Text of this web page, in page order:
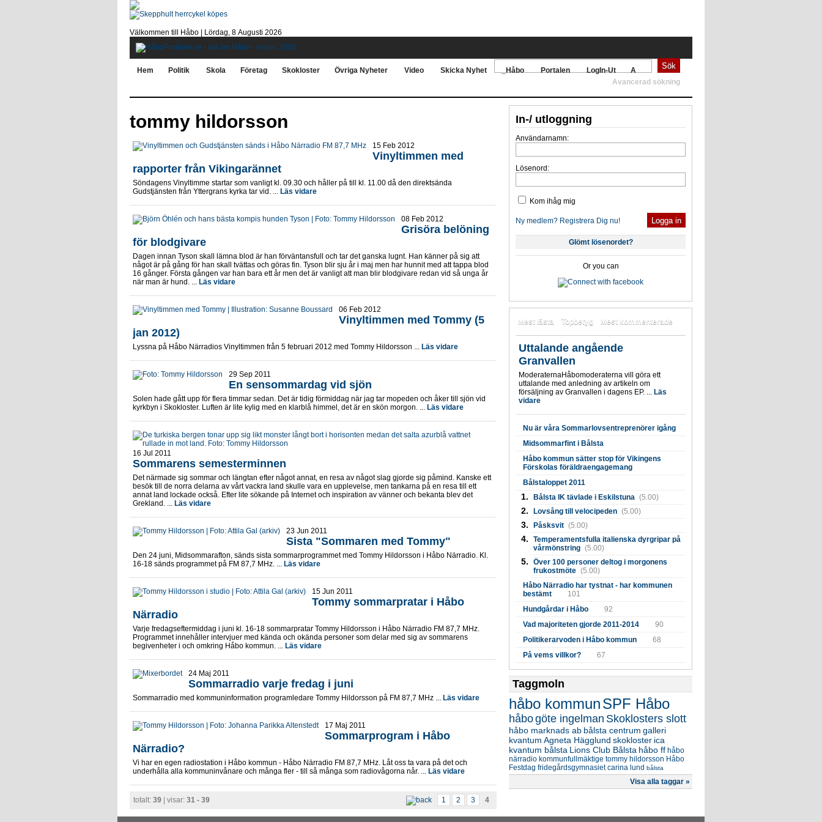
Välkommen till Håbo | Lördag, 8 Αugusti 2026
Sök
Avancerad sökning
Hem Politik Skola Företag Skokloster Övriga Nyheter Video Skicka Nyhet _Håbo Portalen LogIn-Ut A
tommy hildorsson
15 Feb 2012
Vinyltimmen med
rapporter från Vikingarännet
Söndagens Vinyltimme startar som vanligt kl. 09.30 och håller på till kl. 11.00 då den direktsända
Gudstjänsten från Yttergrans kyrka tar vid. ... Läs vidare
08 Feb 2012
Grisöra belöning
för blodgivare
Dagen innan Tyson skall lämna blod är han förväntansfull och tar det ganska lugnt. Han känner på sig att
något är på gång för han skall tvättas och göras fin. Tyson blir sju år i maj men har hunnit med att tappa blod
16 gånger. Första gången var han bara ett år men det är vanligt att man blir blodgivare redan vid så unga år
när man är hund. ... Läs vidare
06 Feb 2012
Vinyltimmen med Tommy (5
jan 2012)
Lyssna på Håbo Närradios Vinyltimmen från 5 februari 2012 med Tommy Hildorsson ... Läs vidare
29 Sep 2011
En sensommardag vid sjön
Solen hade gått upp för flera timmar sedan. Det är tidig förmiddag när jag tar mopeden och åker till sjön vid
kyrkbyn i Skokloster. Luften är lite kylig med en klarblå himmel, det är en skön morgon. ... Läs vidare
16 Jul 2011
Sommarens semesterminnen
Det närmade sig sommar och längtan efter något annat, en resa av något slag gjorde sig påmind. Kanske ett
besök till de norra delarna av vårt vackra land skulle vara en upplevelse, men tankarna på en resa till ett
annat land lockade också. Efter lite sökande på Internet och inspiration av vänner och bekanta blev det
Grekland. ... Läs vidare
23 Jun 2011
Sista "Sommaren med Tommy"
Den 24 juni, Midsommarafton, sänds sista sommarprogrammet med Tommy Hildorsson i Håbo Närradio. Kl.
16-18 sänds programmet på FM 87,7 MHz. ... Läs vidare
15 Jun 2011
Tommy sommarpratar i Håbo
Närradio
Varje fredagseftermiddag i juni kl. 16-18 sommarpratar Tommy Hildorsson i Håbo Närradio FM 87,7 MHz.
Programmet innehåller intervjuer med kända och okända personer som delar med sig av sommarens
begivenheter i och omkring Håbo kommun. ... Läs vidare
24 Maj 2011
Sommarradio varje fredag i juni
Sommarradio med kommuninformation programledare Tommy Hildorsson på FM 87,7 MHz ... Läs vidare
17 Maj 2011
Sommarprogram i Håbo
Närradio?
Vi har en egen radiostation i Håbo kommun - Håbo Närradio FM 87,7 MHz. Låt oss ta vara på det och
underhålla alla kommuninvånare och många fler - till så många som radiovågorna når. ... Läs vidare
1 2 3 4
totalt: 39 | visar: 31 - 39
In-/ utloggning
Användarnamn:
Lösenord:
Kom ihåg mig
Ny medlem? Registrera Dig nu!
Glömt lösenordet?
Or you can
Mest lästa Topbetyg Mest kommenterade
Uttalande angående
Granvallen
ModeraternaHåbomoderaterna vill göra ett
uttalande med anledning av artikeln om
försäljning av Granvallen i dagens EP. ... Läs
vidare
Nu är våra Sommarlovsentreprenörer igång
Midsommarfint i Bålsta
Håbo kommun sätter stop för Vikingens
Förskolas föräldraengagemang
Bålstaloppet 2011
Bålsta IK tävlade i Eskilstuna (5.00)
Lovsång till velocipeden (5.00)
Påsksvit (5.00)
Temperamentsfulla italienska dyrgripar på
vårmönstring (5.00)
Över 100 personer deltog i morgonens
frukostmöte (5.00)
Håbo Närradio har tystnat - har kommunen
bestämt
101
Hundgårdar i Håbo
92
Vad majoriteten gjorde 2011-2014
90
Politikerarvoden i Håbo kommun
68
På vems villkor?
67
Taggmoln
håbo kommunSPF Håbo
håbogöte ingelman Skoklosters slott
håbo marknads ab bålsta centrum galleri
kvantum Agneta Hägglund skokloster ica
kvantum bålsta Lions Club Bålsta håbo ff håbo
närradio kommunfullmäktige tommy hildorsson Håbo
Festdag fridegårdsgymnasiet carina lund bålsta
Visa alla taggar »